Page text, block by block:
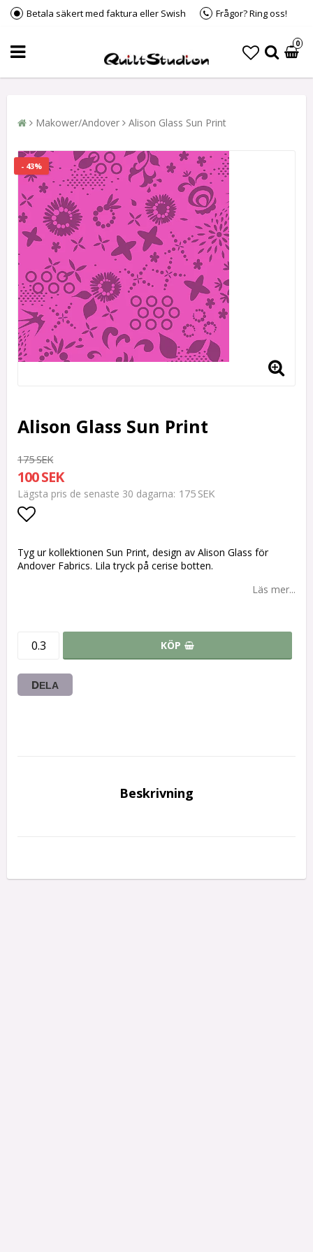
Betala säkert med faktura eller Swish Frågor? Ring oss!
0
Makower/Andover Alison Glass Sun Print
- 43%
Alison Glass Sun Print
175 SEK
100 SEK
Lägsta pris de senaste 30 dagarna 175 SEK
Tyg ur kollektionen Sun Print, design av Alison Glass för
Andover Fabrics. Lila tryck på cerise botten.
Läs mer...
KÖP
DELA
Beskrivning